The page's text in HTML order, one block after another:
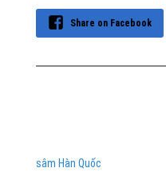
Share on Facebook
sâm Hàn Quốc